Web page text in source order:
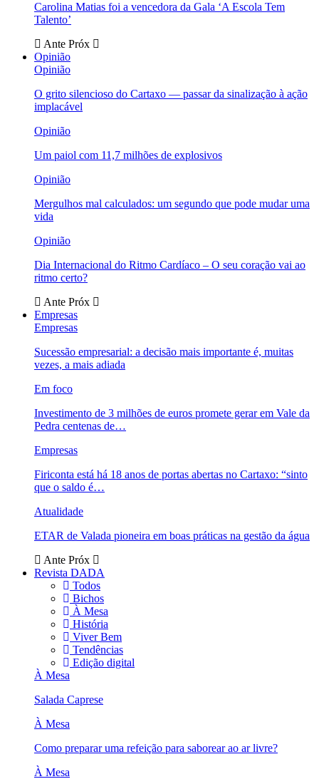
Carolina Matias foi a vencedora da Gala ‘A Escola Tem
Talento’
Ante Próx
Opinião
Opinião
O grito silencioso do Cartaxo — passar da sinalização à ação
implacável
Opinião
Um paiol com 11,7 milhões de explosivos
Opinião
Mergulhos mal calculados: um segundo que pode mudar uma
vida
Opinião
Dia Internacional do Ritmo Cardíaco – O seu coração vai ao
ritmo certo?
Ante Próx
Empresas
Empresas
Sucessão empresarial: a decisão mais importante é, muitas
vezes, a mais adiada
Em foco
Investimento de 3 milhões de euros promete gerar em Vale da
Pedra centenas de…
Empresas
Firiconta está há 18 anos de portas abertas no Cartaxo: “sinto
que o saldo é…
Atualidade
ETAR de Valada pioneira em boas práticas na gestão da água
Ante Próx
Revista DADA
Todos
Bichos
À Mesa
História
Viver Bem
Tendências
Edição digital
À Mesa
Salada Caprese
À Mesa
Como preparar uma refeição para saborear ao ar livre?
À Mesa